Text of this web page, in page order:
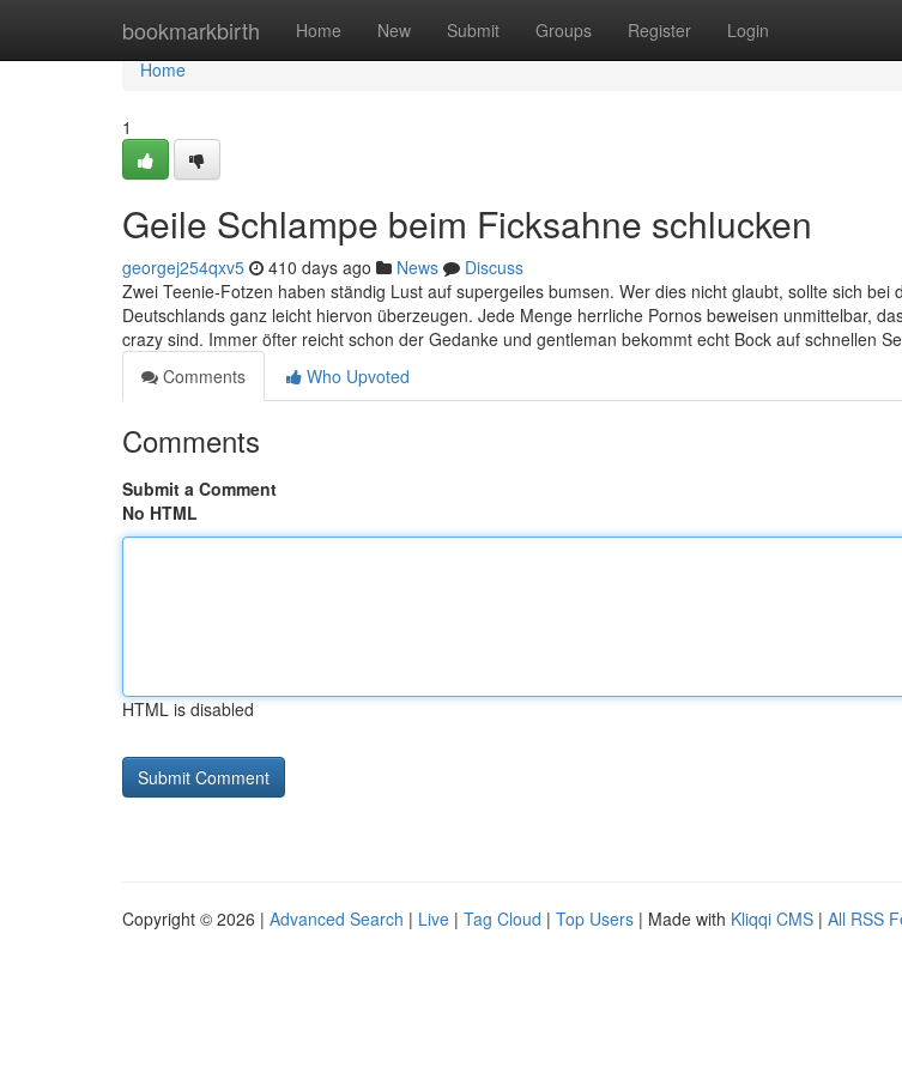
bookmarkbirth Home New Submit Groups Register Login
Home
Home
1
Geile Schlampe beim Ficksahne schlucken
georgej254qxv5 410 days ago News
Discuss
Zwei Teenie-Fotzen haben ständig Lust auf supergeiles bumsen. Wer dies nicht glaubt, sollte sich bei
Deutschlands ganz leicht hiervon überzeugen. Jede Menge herrliche Pornos beweisen unmittelbar,
crazy sind. Immer öfter reicht schon der Gedanke und gentleman bekommt echt Bock auf schnellen
Comments
Who Upvoted
Comments
Submit a Comment
No HTML
HTML is disabled
Copyright © 2026 | Advanced Search | Live | Tag Cloud | Top Users | Made with Kliqqi CMS | All RSS